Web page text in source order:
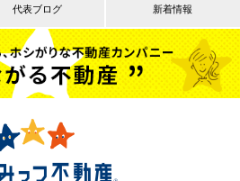
代表ブログ 新着情報